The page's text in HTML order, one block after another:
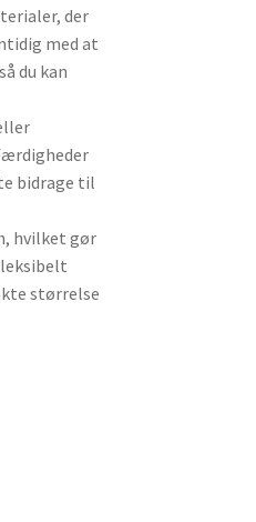
der
med at
du kan
bidrage til
hvilket gør
størrelse